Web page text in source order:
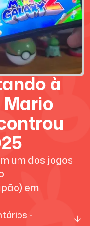
à
um dos jogos
em
-